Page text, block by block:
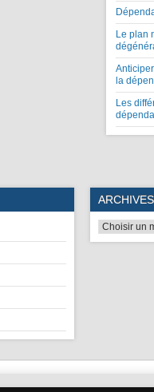
Le plan
la
Les
ARCHIVES